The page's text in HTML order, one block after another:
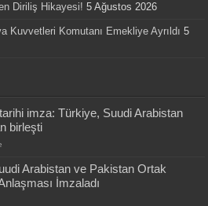
Diriliş Hikayesi! 5 Ağustos 2026
Kuvvetleri Komutanı Emekliye Ayrıldı 5
imza: Türkiye, Suudi Arabistan
birleşti
Arabistan ve Pakistan Ortak
İmzaladı